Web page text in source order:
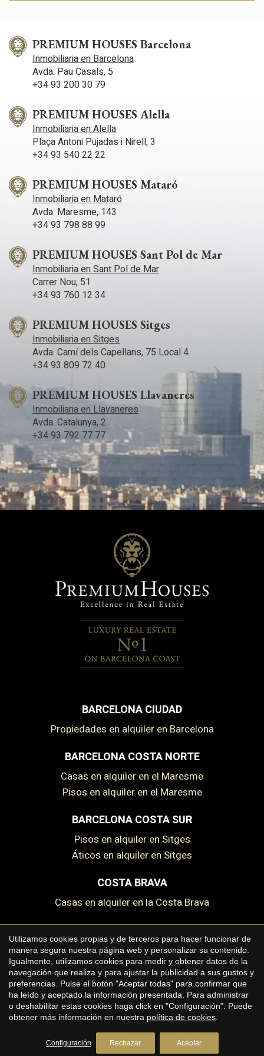
PREMIUM HOUSES Barcelona
Inmobiliaria en Barcelona
Avda. Pau Casals, 5
+34 93 200 30 79
PREMIUM HOUSES Alella
Inmobiliaria en Alella
Plaça Antoni Pujadas i Nirell, 3
+34 93 540 22 22
PREMIUM HOUSES Mataró
Inmobiliaria en Mataró
Avda. Maresme, 143
+34 93 798 88 99
PREMIUM HOUSES Sant Pol de Mar
Inmobiliaria en Sant Pol de Mar
Carrer Nou, 51
+34 93 760 12 34
PREMIUM HOUSES Sitges
Inmobiliaria en Sitges
Avda. Camí­ dels Capellans, 75 Local 4
+34 93 809 72 40
PREMIUM HOUSES Llavaneres
Inmobiliaria en Llavaneres
Avda. Catalunya, 2
+34 93 792 77 77
BARCELONA CIUDAD
Propiedades en alquiler en Barcelona
BARCELONA COSTA NORTE
Casas en alquiler en el Maresme
Pisos en alquiler en el Maresme
BARCELONA COSTA SUR
Pisos en alquiler en Sitges
Áticos en alquiler en Sitges
COSTA BRAVA
Casas en alquiler en la Costa Brava
Copyright © 2026 Premium Houses
Aviso legal
Política de privacidad
Política de cookies
byiEstrategic
Utilizamos cookies propias y de terceros para hacer funcionar de
manera segura nuestra página web y personalizar su contenido.
Igualmente, utilizamos cookies para medir y obtener datos de la
navegación que realiza y para ajustar la publicidad a sus gustos y
preferencias. Pulse el botón "Aceptar todas" para confirmar que
ha leído y aceptado la información presentada. Para administrar
o deshabilitar estas cookies haga click en "Configuración". Puede
obtener más información en nuestra política de cookies
Configuración Rechazar Aceptar
sobre las preferencias y elecciones personales del usuario
a través de la observación continuada de sus hábitos de
navegación. Gracias a ellas, podemos conocer los hábitos
de navegación en el sitio web y mostrar publicidad
relacionada con el perfil de navegación del usuario.
Guardar configuración Aceptar todas